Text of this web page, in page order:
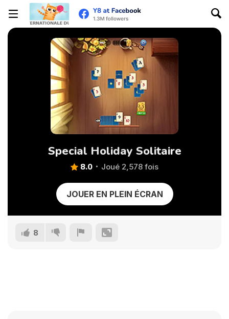
Special Holiday Solitaire
8.0 Joué 2,578 fois
JOUER EN PLEIN ÉCRAN
8